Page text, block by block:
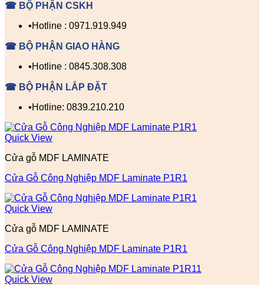
☎ BỘ PHẬN CSKH
▪️Hotline : 0971.919.949
☎ BỘ PHẬN GIAO HÀNG
▪️Hotline : 0845.308.308
☎ BỘ PHẬN LẮP ĐẶT
▪️Hotline: 0839.210.210
Quick View
Cửa gỗ MDF LAMINATE
Cửa Gỗ Công Nghiệp MDF Laminate P1R1
Quick View
Cửa gỗ MDF LAMINATE
Cửa Gỗ Công Nghiệp MDF Laminate P1R1
Quick View